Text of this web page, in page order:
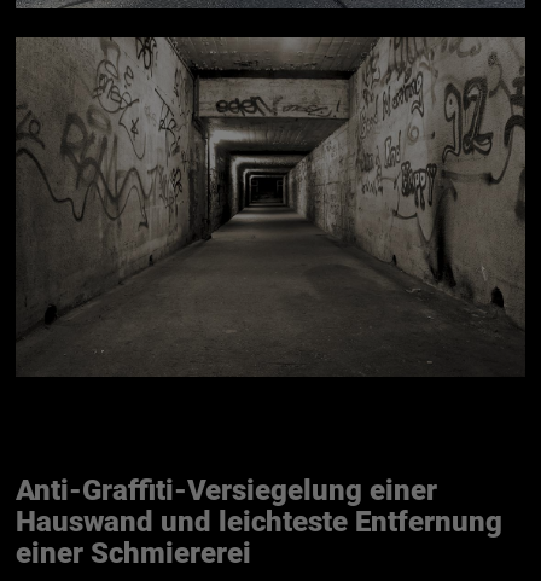
Anti-Graffiti-Versiegelung einer
Hauswand und leichteste Entfernung
einer Schmiererei